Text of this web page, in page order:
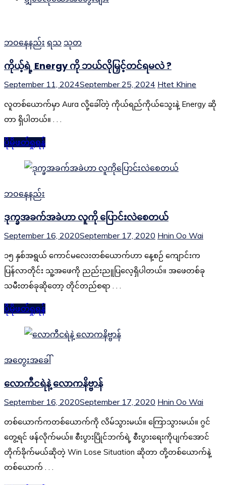
ဘဝနေနည်း ရသ သုတ
ကိုယ့်ရဲ့ Energy ကို ဘယ်လိုမြှင့်တင်ရမလဲ ?
September 11, 2024September 25, 2024 Htet Khine
လူတစ်ယောက်မှာ Aura လို့ခေါ်တဲ့ ကိုယ်ရည်ကိုယ်သွေးနဲ့ Energy ဆို
တာ ရှိပါတယ်။ . . .
ပိုမိုဖတ်ရှုရန်
ဘဝနေနည်း
ဒုက္ခအခက်အခဲဟာ လူကို ပြောင်းလဲစေတယ်
September 16, 2020September 17, 2020 Hnin Oo Wai
၁၅ နှစ်အရွယ် ကောင်မလေးတစ်ယောက်ဟာ နေ့စဉ် ကျောင်းက
ပြန်လာတိုင်း သူ့အဖေကို ညည်းညူပြလေ့ရှိပါတယ်။ အဖေတစ်ခု
သမီးတစ်ခုဆိုတော့ တိုင်တည်စရာ . . .
ပိုမိုဖတ်ရှုရန်
အတွေးအခေါ်
လောကီငရဲနဲ့ လောကနိဗ္ဗာန်
September 16, 2020September 17, 2020 Hnin Oo Wai
တစ်ယောက်ကတစ်ယောက်ကို လိမ်သွားမယ်။ ကြောသွားမယ်။ ဂွင်
တွေ့ရင် ဖန်လိုက်မယ်။ စီးပွားပြိုင်ဘက်ရဲ့ စီးပွားရေးကိုပျက်အောင်
တိုက်ခိုက်မယ်ဆိုတဲ့ Win Lose Situation ဆိုတာ တို့တစ်ယောက်နဲ့
တစ်ယောက် . . .